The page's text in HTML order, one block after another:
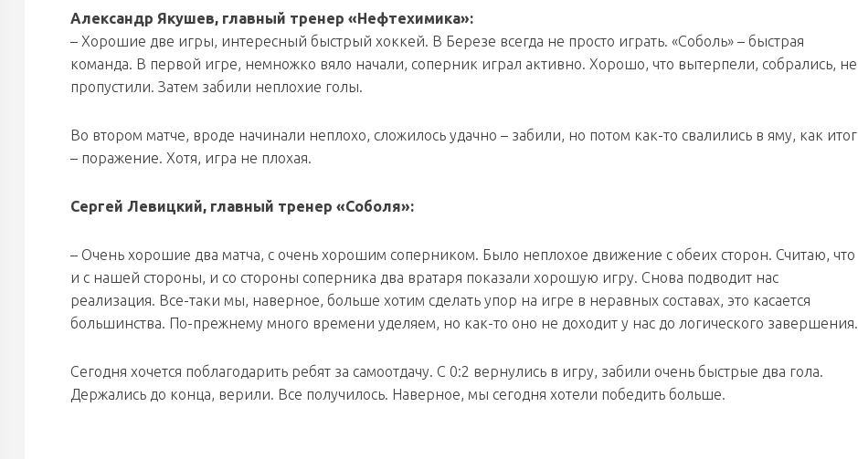
Александр Якушев, главный тренер «Нефтехимика»:
– Хорошие две игры, интересный быстрый хоккей. В Березе всегда не просто играть. «Соболь» – быстрая
команда. В первой игре, немножко вяло начали, соперник играл активно. Хорошо, что вытерпели, собрались, не
пропустили. Затем забили неплохие голы.
Во втором матче, вроде начинали неплохо, сложилось удачно – забили, но потом как-то свалились в яму, как итог
– поражение. Хотя, игра не плохая.
Сергей Левицкий, главный тренер «Соболя»:
– Очень хорошие два матча, с очень хорошим соперником. Было неплохое движение с обеих сторон. Считаю, что
и с нашей стороны, и со стороны соперника два вратаря показали хорошую игру. Снова подводит нас
реализация. Все-таки мы, наверное, больше хотим сделать упор на игре в неравных составах, это касается
большинства. По-прежнему много времени уделяем, но как-то оно не доходит у нас до логического завершения.
Сегодня хочется поблагодарить ребят за самоотдачу. С 0:2 вернулись в игру, забили очень быстрые два гола.
Держались до конца, верили. Все получилось. Наверное, мы сегодня хотели победить больше.